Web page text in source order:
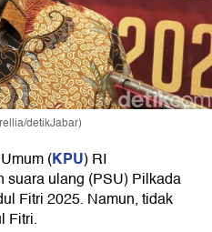
detikJabar)
(KPU) RI
suara ulang (PSU) Pilkada
Fitri 2025. Namun, tidak
Fitri.